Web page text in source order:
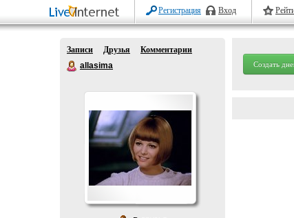
Регистрация Вход
Записи Друзья
Комментарии
allasima
Создать